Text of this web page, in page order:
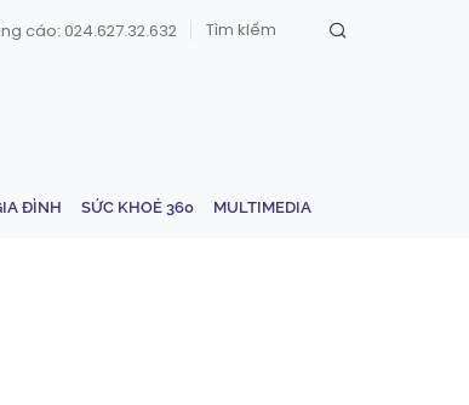
cáo: 024.627.32.632
ĐÌNH SỨC KHOẺ 360 MULTIMEDIA